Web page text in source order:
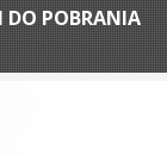
DO POBRANIA